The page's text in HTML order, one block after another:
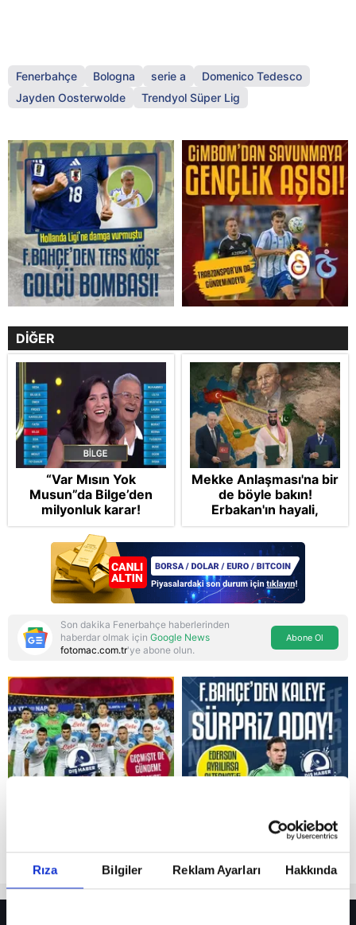
Rıza Bilgiler Reklam Ayarları Hakkında
Reddet
Fenerbahçe Bologna serie a
Domenico Tedesco
Jayden Oosterwolde
Trendyol Süper Lig
DİĞER
“Var Mısın Yok
Musun”da Bilge’den
milyonluk karar!
Mekke Anlaşması'na bir
de böyle bakın!
Erbakan'ın hayali,
Cumhur'un vizyonu:
İslam NATO'suna
Başkan Erdoğan mührü
Son dakika Fenerbahçe haberlerinden
haberdar olmak için Google News
fotomac.com.tr'ye abone olun.
Abone Ol